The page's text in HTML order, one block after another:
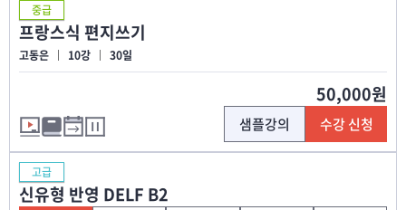
중급
프랑스식 편지쓰기
고동은 10강 30일
50,000원
샘플강의 수강 신청
고급
신유형 반영 DELF B2